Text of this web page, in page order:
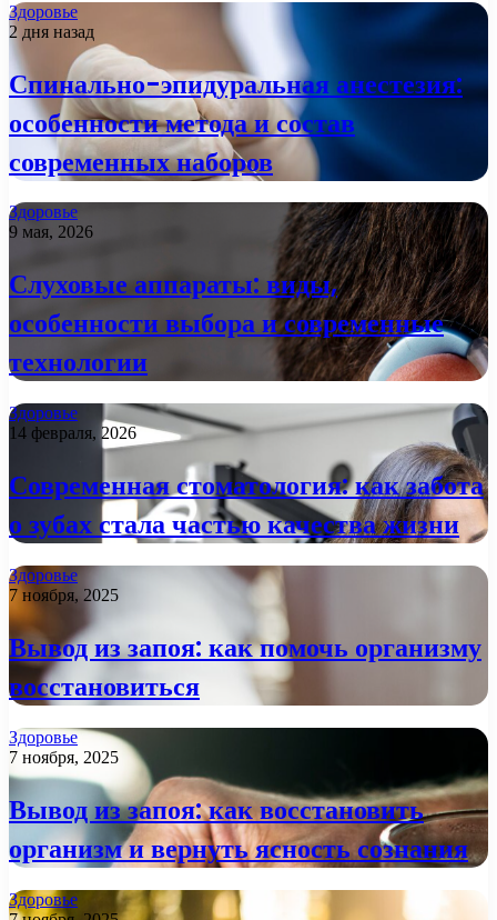
Здоровье
2 дня назад
Спинально-эпидуральная анестезия:
особенности метода и состав
современных наборов
Здоровье
9 мая, 2026
Слуховые аппараты: виды,
особенности выбора и современные
технологии
Здоровье
14 февраля, 2026
Современная стоматология: как забота
о зубах стала частью качества жизни
Здоровье
7 ноября, 2025
Вывод из запоя: как помочь организму
восстановиться
Здоровье
7 ноября, 2025
Вывод из запоя: как восстановить
организм и вернуть ясность сознания
Здоровье